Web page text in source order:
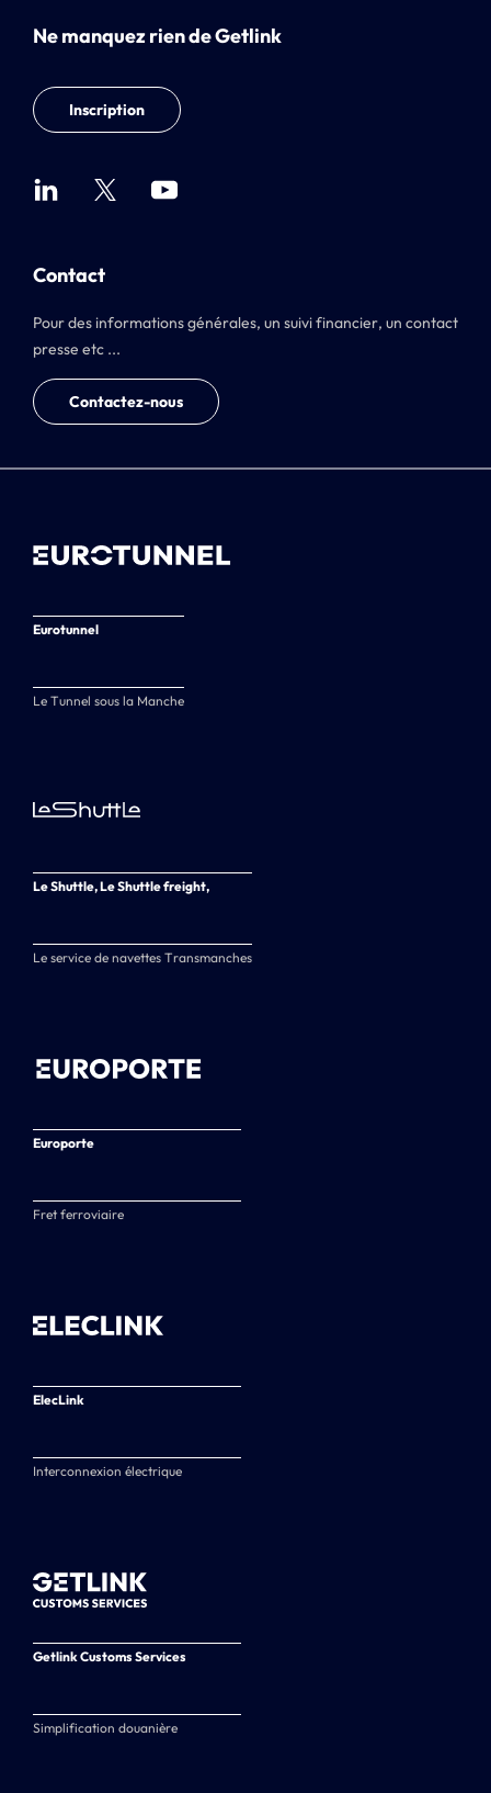
Ne manquez rien de Getlink
Inscription
Contact
Pour des informations générales, un suivi financier, un contact
presse etc ...
Contactez-nous
Eurotunnel
Le Tunnel sous la Manche
Le Shuttle, Le Shuttle freight,
Le service de navettes Transmanches
Europorte
Fret ferroviaire
ElecLink
Interconnexion électrique
Getlink Customs Services
Simplification douanière